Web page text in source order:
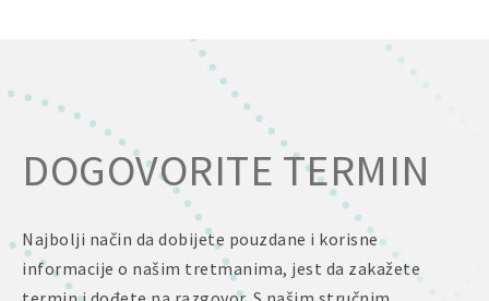
DOGOVORITE TERMIN
Najbolji način da dobijete pouzdane i korisne
informacije o našim tretmanima, jest da zakažete